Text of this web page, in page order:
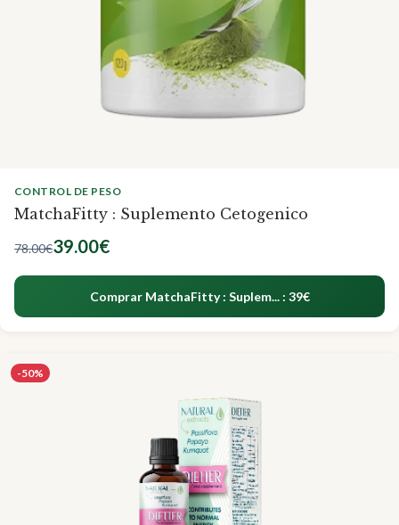
CONTROL DE PESO
MatchaFitty : Suplemento Cetogenico
78.00€39.00€
Comprar MatchaFitty : Suplem... : 39€
-50%